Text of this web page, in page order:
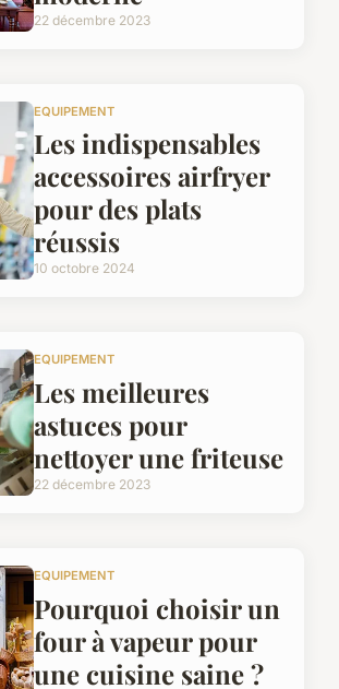
22 décembre 2023
EQUIPEMENT
Les indispensables
accessoires airfryer
pour des plats
réussis
10 octobre 2024
EQUIPEMENT
Les meilleures
astuces pour
nettoyer une friteuse
22 décembre 2023
EQUIPEMENT
Pourquoi choisir un
four à vapeur pour
une cuisine saine ?